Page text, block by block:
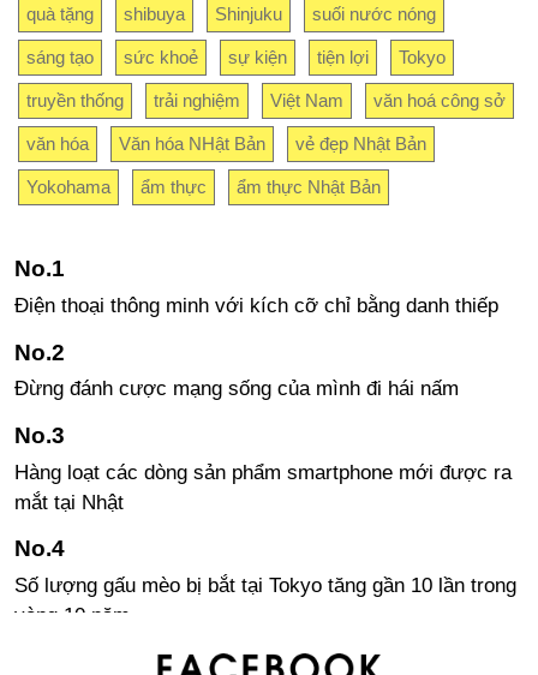
quà tặng shibuya Shinjuku suối nước nóng
sáng tạo sức khoẻ sự kiện tiện lợi Tokyo
truyền thống trải nghiệm Việt Nam văn hoá công sở
văn hóa Văn hóa NHật Bản vẻ đẹp Nhật Bản
Yokohama ẩm thực ẩm thực Nhật Bản
Điện thoại thông minh với kích cỡ chỉ bằng danh thiếp
Đừng đánh cược mạng sống của mình đi hái nấm
Hàng loạt các dòng sản phẩm smartphone mới được ra
mắt tại Nhật
Số lượng gấu mèo bị bắt tại Tokyo tăng gần 10 lần trong
vòng 10 năm